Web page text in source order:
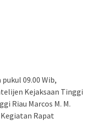
09.00 Wib,
Kejaksaan Tinggi
Riau Marcos M. M.
Rapat